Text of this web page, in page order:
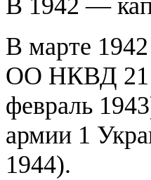
В 1942 —
В марте
ОО НКВД 21
февраль
армии 1
1944).